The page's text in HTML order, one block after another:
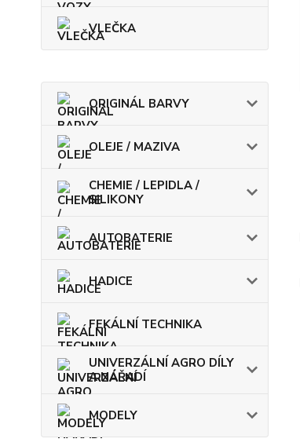
VLEČKA
ORIGINÁL BARVY
OLEJE / MAZIVA
CHEMIE / LEPIDLA /
SILIKONY
AUTOBATERIE
HADICE
FEKÁLNÍ TECHNIKA
UNIVERZÁLNÍ AGRO DÍLY
A NÁŘADÍ
MODELY